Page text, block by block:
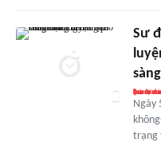
Sư
Ngày
trạng